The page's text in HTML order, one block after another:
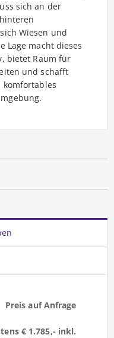
sich an der
Wiesen und
Lage macht dieses
bietet Raum für
und schafft
komfortables
Preis auf Anfrage
€ 1.785,- inkl.